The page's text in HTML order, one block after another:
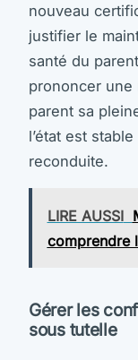
nouveau
justifier le
santé du
prononcer une
parent sa
l’état est
reconduite.
LIRE AUSSI
comprendre
Gérer les
sous tutelle